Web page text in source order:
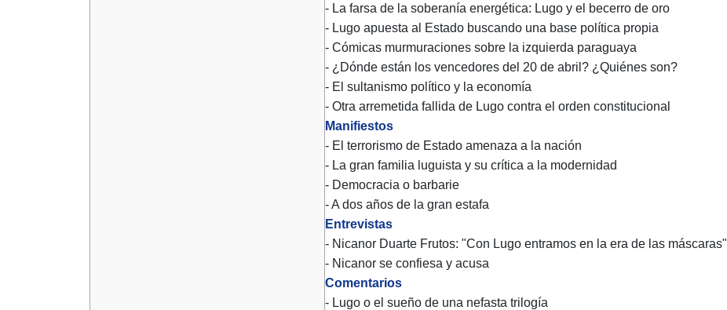
- La farsa de la soberanía energética: Lugo y el becerro de oro
- Lugo apuesta al Estado buscando una base política propia
- Cómicas murmuraciones sobre la izquierda paraguaya
- ¿Dónde están los vencedores del 20 de abril? ¿Quiénes son?
- El sultanismo político y la economía
- Otra arremetida fallida de Lugo contra el orden constitucional
Manifiestos
- El terrorismo de Estado amenaza a la nación
- La gran familia luguista y su crítica a la modernidad
- Democracia o barbarie
- A dos años de la gran estafa
Entrevistas
- Nicanor Duarte Frutos: "Con Lugo entramos en la era de las máscaras"
- Nicanor se confiesa y acusa
Comentarios
- Lugo o el sueño de una nefasta trilogía